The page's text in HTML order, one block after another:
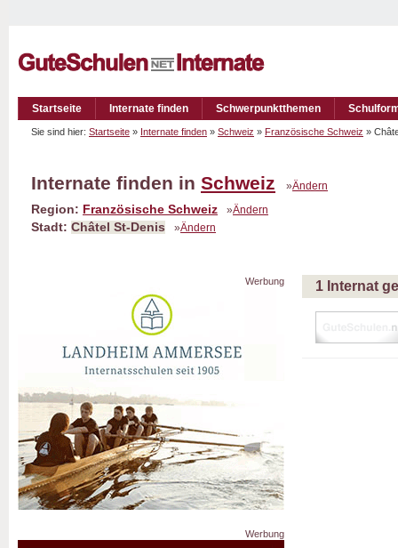
Startseite Internate finden Schwerpunktthemen
Sie sind hier: Startseite » Internate finden » Schweiz » Französische Schweiz »
Internate finden in Schweiz »Ändern
Region: Französische Schweiz »Ändern
Stadt: Châtel St-Denis »Ändern
Werbung
Werbung
1 Internat